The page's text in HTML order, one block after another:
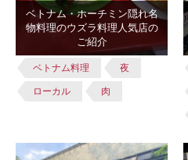
ベトナム・ホーチミン隠れ名
物料理のウズラ料理人気店の
ご紹介
ベトナム料理 夜
ローカル 肉